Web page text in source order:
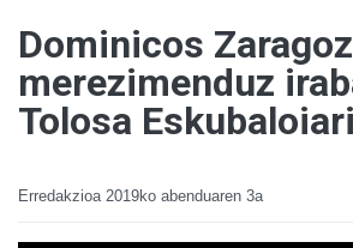
Dominicos
merezimenduz
Tolosa Eskubaloiari
Erredakzioa 2019ko abenduaren 3a